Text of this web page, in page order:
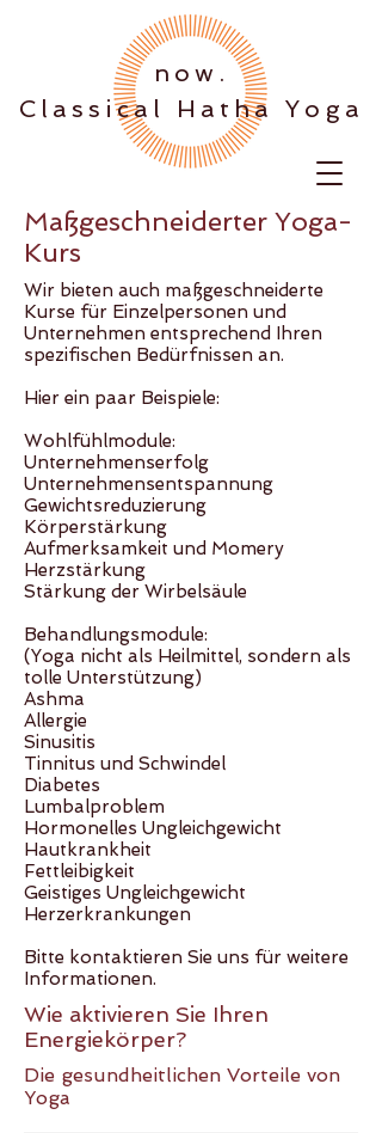
.now
Classical Hatha Yoga
​Maßgeschneiderter Yoga-
Kurs
Wir bieten auch maßgeschneiderte
Kurse für Einzelpersonen und
Unternehmen entsprechend Ihren
spezifischen Bedürfnissen an.
Hier ein paar Beispiele:
Wohlfühlmodule:
Unternehmenserfolg
Unternehmensentspannung
Gewichtsreduzierung
Körperstärkung
Aufmerksamkeit und Momery
Herzstärkung
Stärkung der Wirbelsäule
Behandlungsmodule:
(Yoga nicht als Heilmittel, sondern als
tolle Unterstützung)
Ashma
Allergie
Sinusitis
Tinnitus und Schwindel
Diabetes
Lumbalproblem
Hormonelles Ungleichgewicht
Hautkrankheit
Fettleibigkeit
Geistiges Ungleichgewicht
Herzerkrankungen
Bitte kontaktieren Sie uns für weitere
Informationen.
​Wie aktivieren Sie Ihren
Energiekörper?
​Die gesundheitlichen Vorteile von
Yoga